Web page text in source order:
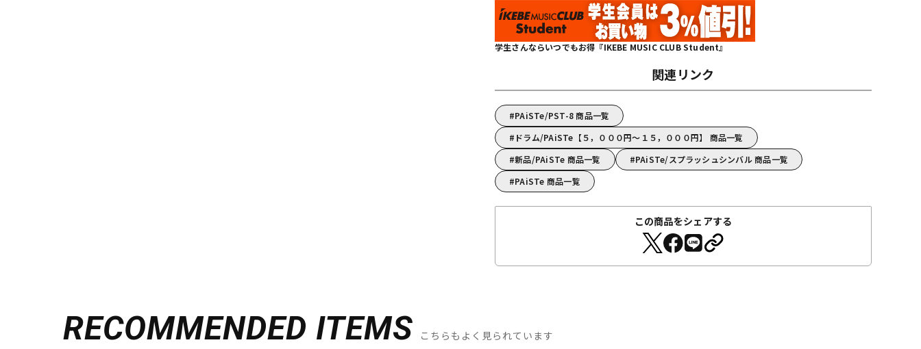
学生さんならいつでもお得『IKEBE MUSIC CLUB Student』
関連リンク
PAiSTe/PST-8 商品一覧
ドラム/PAiSTe【５，０００円～１５，０００円】 商品一覧
新品/PAiSTe 商品一覧
PAiSTe/スプラッシュシンバル 商品一覧
PAiSTe 商品一覧
この商品をシェアする
RECOMMENDED ITEMS こちらもよく見られています